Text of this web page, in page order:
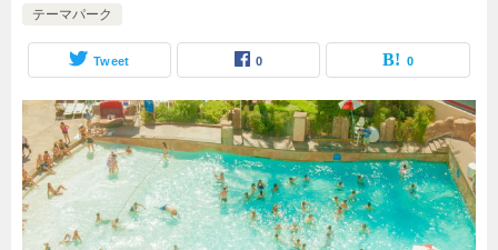
テーマパーク
Tweet 0 0